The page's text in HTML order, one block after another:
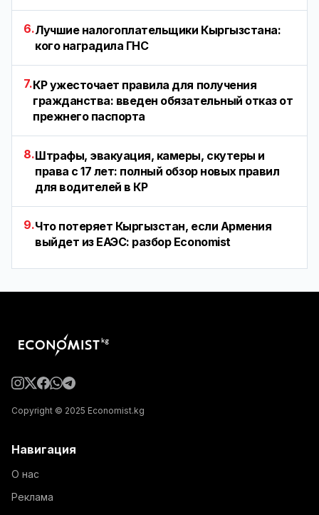
6.Лучшие налогоплательщики Кыргызстана:
кого наградила ГНС
7.КР ужесточает правила для получения
гражданства: введен обязательный отказ от
прежнего паспорта
8.Штрафы, эвакуация, камеры, скутеры и
права с 17 лет: полный обзор новых правил
для водителей в КР
9.Что потеряет Кыргызстан, если Армения
выйдет из ЕАЭС: разбор Economist
Copyright © 2025 Economist.kg
Навигация
О нас
Реклама